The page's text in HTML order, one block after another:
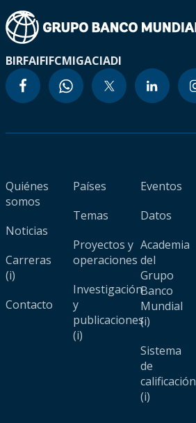
BIRFAIFIFCMIGACIADI
Quiénes
somos
Noticias
Carreras
(i)
Contacto
Países
Temas
Proyectos y
operaciones
Investigación
y
publicaciones
(i)
Eventos
Datos
Academia
del
Grupo
Banco
Mundial
(i)
Sistema
de
calificación
(i)